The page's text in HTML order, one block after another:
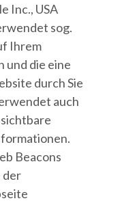
Inc., USA
sog.
Ihrem
und die eine
durch Sie
auch
Beacons
der